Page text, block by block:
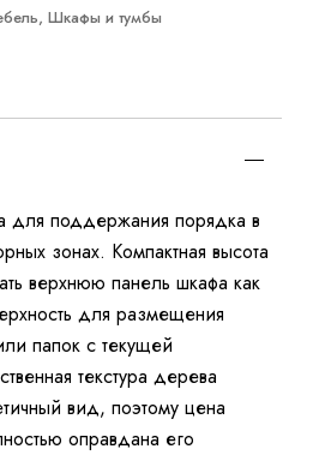
,Шкафы и тумбы
для поддержания порядка в
зонах. Компактная высота
верхнюю панель шкафа как
для размещения
папок с текущей
текстура дерева
вид, поэтому цена
оправдана его